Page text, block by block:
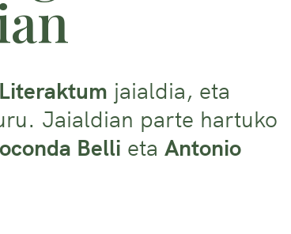
Literaktum jaialdia, eta
Jaialdian parte hartuko
Belli eta Antonio